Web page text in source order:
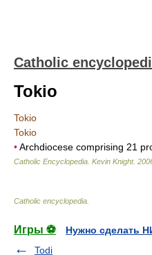
Catholic
Tokio
Tokio
Tokio
•Archdiocese comprising 21
Catholic Encyclopedia Kevin Knight.
Catholic encyclopedia
Игры ⚽
Нужно сделать
Todi